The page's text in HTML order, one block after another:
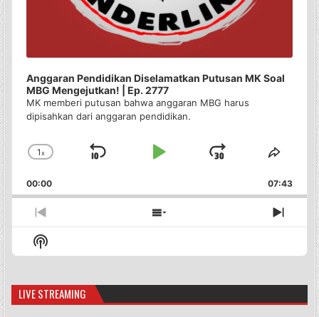
Anggaran Pendidikan Diselamatkan Putusan MK Soal
MBG Mengejutkan! | Ep. 2777
MK memberi putusan bahwa anggaran MBG harus
dipisahkan dari anggaran pendidikan.
Change
Rate
1x
Skip
Play
Jump
Forward
Share
00:00 07:43
Previous
Episode
Show
Episodes
Next
Show
Podcast
LIVE STREAMING